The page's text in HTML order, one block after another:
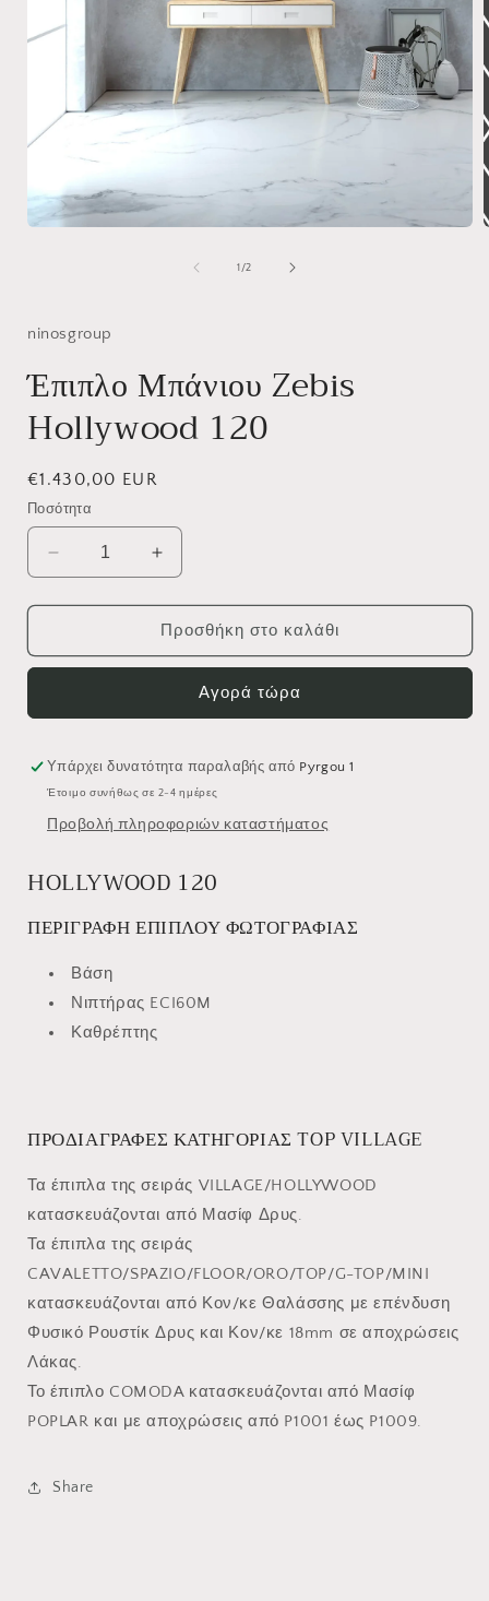
1 /από
2
ninosgroup
Έπιπλο Μπάνιου Zebis
Hollywood 120
Κανονική
τιμή
€1.430,00 EUR
Ποσότητα
Μείωση
ποσότητας
για
Μπάνιου
120
Αύξηση
ποσότητας
για
Έπιπλο
Μπάνιου
Hollywood
120
Προσθήκη στο καλάθι
Αγορά τώρα
Υπάρχει δυνατότητα παραλαβής από Pyrgou 1
Έτοιμο συνήθως σε 2-4 ημέρες
Προβολή πληροφοριών καταστήματος
HOLLYWOOD 120
ΠΕΡΙΓΡΑΦΗ ΕΠΙΠΛΟΥ ΦΩΤΟΓΡΑΦΙΑΣ
Βάση
Νιπτήρας ECI60M
Καθρέπτης
ΠΡΟΔΙΑΓΡΑΦΕΣ ΚΑΤΗΓΟΡΙΑΣ TOP VILLAGE
Τα έπιπλα της σειράς VILLAGE/HOLLYWOOD
κατασκευάζονται από Μασίφ Δρυς.
Τα έπιπλα της σειράς
CAVALETTO/SPAZIO/FLOOR/ORO/TOP/G-TOP/MINI
κατασκευάζονται από Κον/κε Θαλάσσης με επένδυση
Φυσικό Ρουστίκ Δρυς και Κον/κε 18mm σε αποχρώσεις
Λάκας.
Το έπιπλο COMODA κατασκευάζονται από Μασίφ
POPLAR και με αποχρώσεις από P1001 έως P1009.
Share